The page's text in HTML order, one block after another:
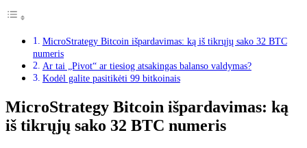
MicroStrategy Bitcoin išpardavimas: ką iš tikrųjų sako 32 BTC
numeris
Ar tai „Pivot“ ar tiesiog atsakingas balanso valdymas?
Kodėl galite pasitikėti 99 bitkoinais
MicroStrategy Bitcoin išpardavimas: ką
iš tikrųjų sako 32 BTC numeris